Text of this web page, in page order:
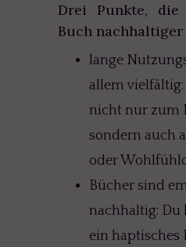
Drei Punkte, die
Buch nachhaltiger
lange
allem
nicht nur zum
sondern auch
oder
Bücher sind
nachhaltig:
ein haptisches